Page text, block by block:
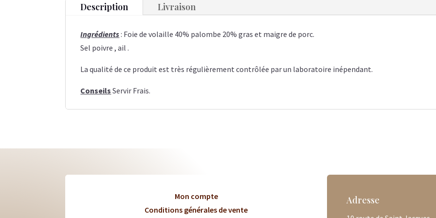
Description Livraison
Ingrédients: Foie de volaille 40% palombe 20% gras et maigre de porc.
Sel poivre , ail .
La qualité de ce produit est très régulièrement contrôlée par un laboratoire inépendant.
Conseils Servir Frais.
Mon compte
Conditions générales de vente
Adresse